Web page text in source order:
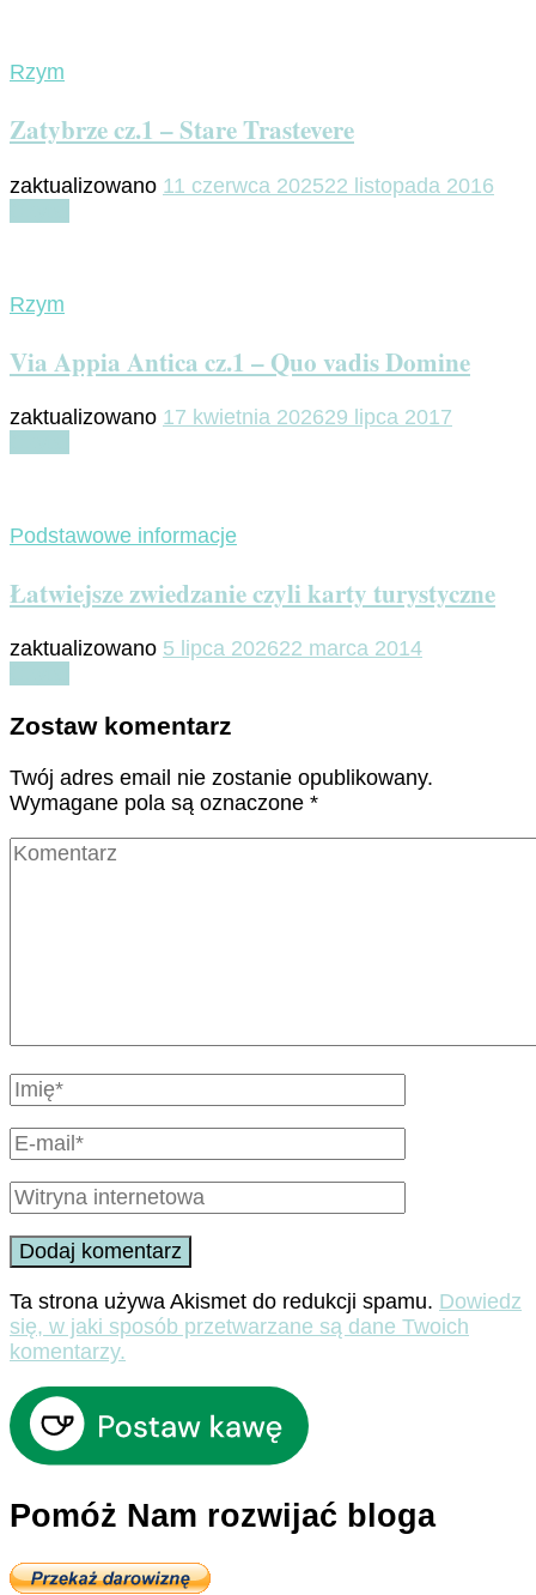
Rzym
Zatybrze cz.1 – Stare Trastevere
zaktualizowano 11 czerwca 202522 listopada 2016
Rzym
Via Appia Antica cz.1 – Quo vadis Domine
zaktualizowano 17 kwietnia 202629 lipca 2017
Podstawowe informacje
Łatwiejsze zwiedzanie czyli karty turystyczne
zaktualizowano 5 lipca 202622 marca 2014
Zostaw komentarz
Twój adres email nie zostanie opublikowany.
Wymagane pola są oznaczone *
Ta strona używa Akismet do redukcji spamu. Dowiedz
się, w jaki sposób przetwarzane są dane Twoich
komentarzy.
Pomóż Nam rozwijać bloga